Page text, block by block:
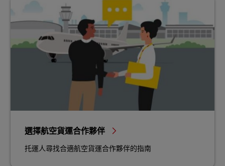
選擇航空貨運合作夥伴
托運人尋找合適航空貨運合作夥伴的指南